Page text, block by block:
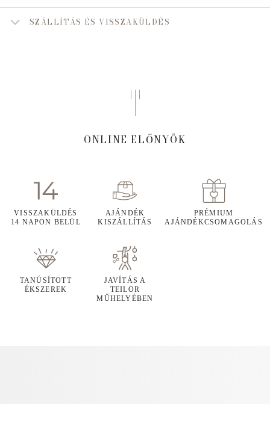
SZÁLLÍTÁS ÉS VISSZAKÜLDÉS
ONLINE ELŐNYÖK
VISSZAKÜLDÉS
14 NAPON BELÜL
AJÁNDÉK
KISZÁLLÍTÁS
PRÉMIUM
AJÁNDÉKCSOMAGOLÁS
TANÚSÍTOTT
ÉKSZEREK
JAVÍTÁS A
TEILOR
MŰHELYÉBEN